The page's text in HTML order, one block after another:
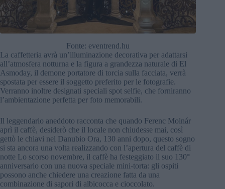
Fonte: eventrend.hu
La caffetteria avrà un’illuminazione decorativa per adattarsi
all’atmosfera notturna e la figura a grandezza naturale di El
Asmoday, il demone portatore di torcia sulla facciata, verrà
spostata per essere il soggetto preferito per le fotografie.
Verranno inoltre designati speciali spot selfie, che forniranno
l’ambientazione perfetta per foto memorabili.
Il leggendario aneddoto racconta che quando Ferenc Molnár
aprì il caffè, desiderò che il locale non chiudesse mai, così
gettò le chiavi nel Danubio Ora, 130 anni dopo, questo sogno
si sta ancora una volta realizzando con l’apertura del caffè di
notte Lo scorso novembre, il caffè ha festeggiato il suo 130°
anniversario con una nuova speciale mini-torta: gli ospiti
possono anche chiedere una creazione fatta da una
combinazione di sapori di albicocca e cioccolato.